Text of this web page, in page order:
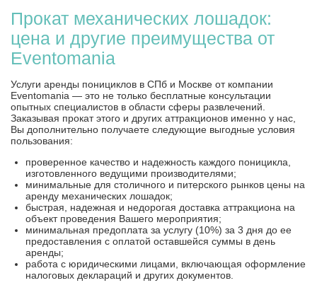
Прокат механических лошадок:
цена и другие преимущества от
Eventomania
Услуги аренды понициклов в СПб и Москве от компании
Eventomania — это не только бесплатные консультации
опытных специалистов в области сферы развлечений.
Заказывая прокат этого и других аттракционов именно у нас,
Вы дополнительно получаете следующие выгодные условия
пользования:
проверенное качество и надежность каждого поницикла,
изготовленного ведущими производителями;
минимальные для столичного и питерского рынков цены на
аренду механических лошадок;
быстрая, надежная и недорогая доставка аттракциона на
объект проведения Вашего мероприятия;
минимальная предоплата за услугу (10%) за 3 дня до ее
предоставления с оплатой оставшейся суммы в день
аренды;
работа с юридическими лицами, включающая оформление
налоговых деклараций и других документов.